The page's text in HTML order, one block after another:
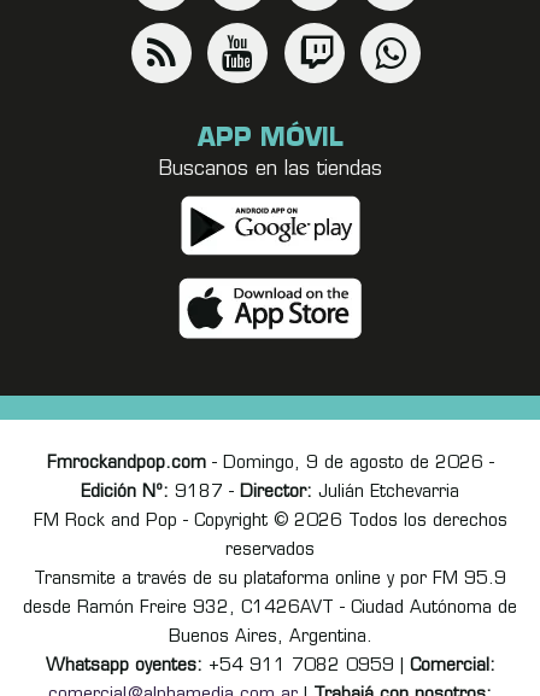
APP MÓVIL
Buscanos en las tiendas
Fmrockandpop.com- Domingo, 9 de agosto de 2026 -
Edición Nº: 9187 - Director: Julián Etchevarria
FM Rock and Pop - Copyright © 2026 Todos los derechos
reservados
Transmite a través de su plataforma online y por FM 95.9
desde Ramón Freire 932, C1426AVT - Ciudad Autónoma de
Buenos Aires, Argentina.
Whatsapp oyentes: +54 911 7082 0959 | Comercial: